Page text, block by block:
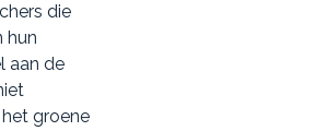
die
hun
aan de
groene